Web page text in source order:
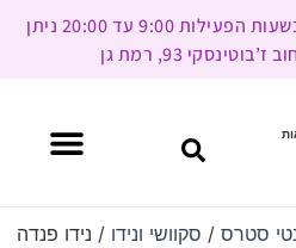
ניתן להגיע בתיאום מראש | בשעות הפעילות 9:00 עד 20:00 ניתן
93, רמת גן
סטרס/ סקוושי ונידו / נידו פנדה